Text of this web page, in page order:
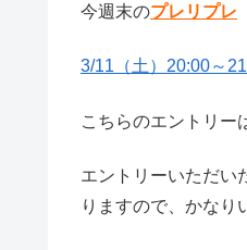
今週末のプレリプレ
3/11（土）20:00～
こちらのエントリー
エントリーいただい
りますので、かなり